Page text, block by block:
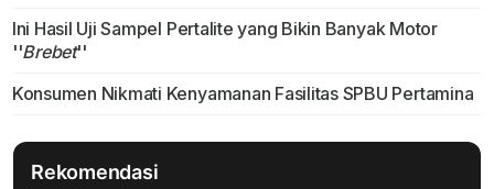
Ini Hasil Uji Sampel Pertalite yang Bikin Banyak Motor
''Brebet''
Konsumen Nikmati Kenyamanan Fasilitas SPBU Pertamina
Rekomendasi